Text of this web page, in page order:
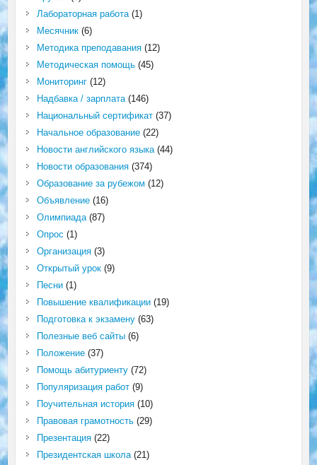
Лабораторная работа(1)
Месячник(6)
Методика преподавания(12)
Методическая помощь(45)
Мониторинг(12)
Надбавка / зарплата(146)
Национальный сертификат(37)
Начальное образование(22)
Новости английского языка(44)
Новости образования(374)
Образование за рубежом (12)
Объявление(16)
Олимпиада(87)
Опрос (1)
Организация(3)
Открытый урок(9)
Песни(1)
Повышение квалификации(19)
Подготовка к экзамену(63)
Полезные веб сайты(6)
Положение(37)
Помощь абитуриенту(72)
Популяризация работ(9)
Поучительная история(10)
Правовая грамотность(29)
Презентация(22)
Президентская школа(21)